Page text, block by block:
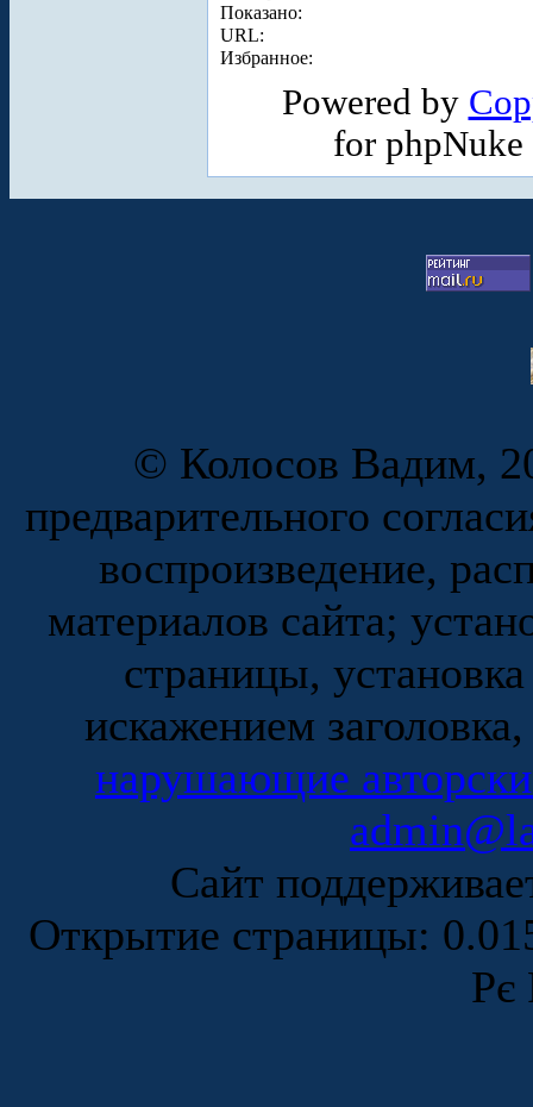
Показано:
URL:
Избранное:
Powered by
for
© Колосов Вадим,
предварительного
воспроизведение,
материалов сайта;
страницы,
искажением
нарушающие
Сайт
Открытие страницы:
Рє